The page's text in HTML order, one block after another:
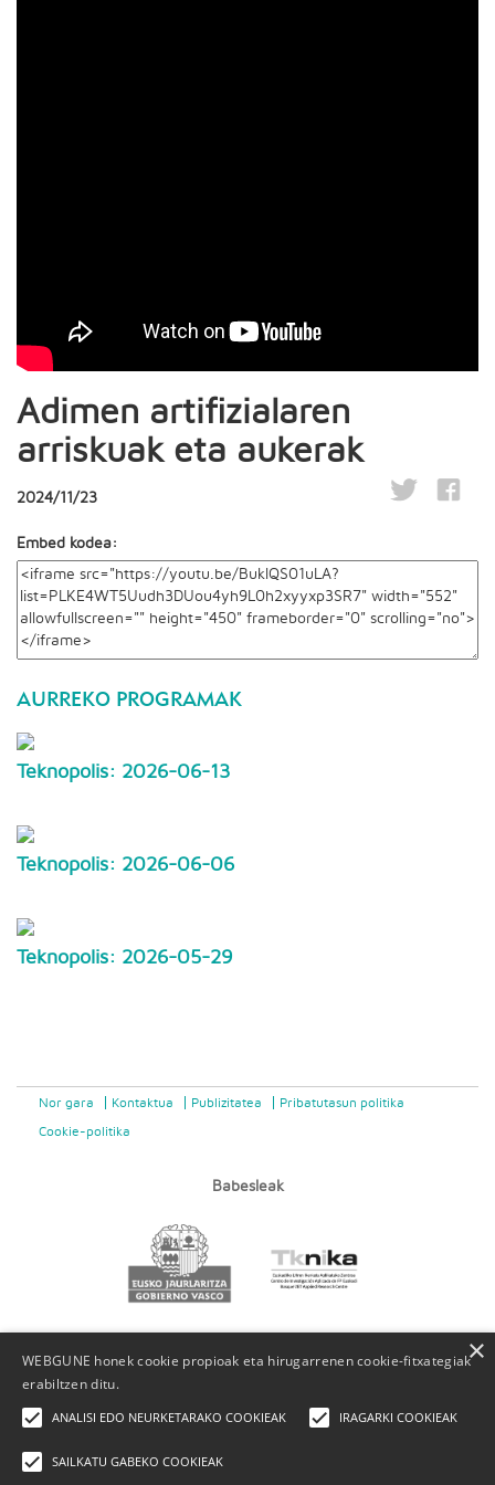
Adimen artifizialaren
arriskuak eta aukerak
2024/11/23
Embed kodea:
AURREKO PROGRAMAK
Teknopolis: 2026-06-13
Teknopolis: 2026-06-06
Teknopolis: 2026-05-29
Nor gara Kontaktua Publizitatea Pribatutasun politika
Cookie-politika
Babesleak
WEBGUNE honek cookie propioak eta hirugarrenen cookie-fitxategiak
erabiltzen ditu.
ANALISI EDO NEURKETARAKO COOKIEAK IRAGARKI COOKIEAK
SAILKATU GABEKO COOKIEAK
×